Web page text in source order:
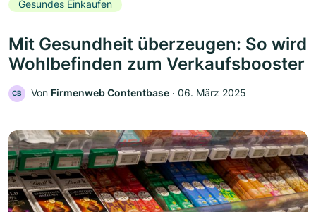
Gesundes Einkaufen
Mit Gesundheit überzeugen: So wird
Wohlbefinden zum Verkaufsbooster
CB Von Firmenweb Contentbase ‧ 06. März 2025